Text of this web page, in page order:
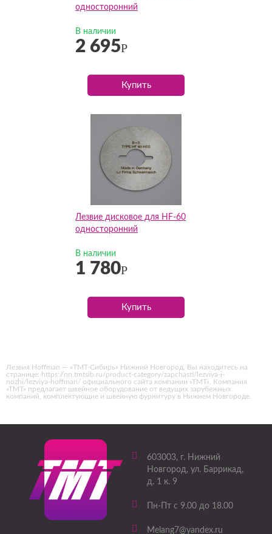
односторонний
В наличии
2 695Р
Купить
Лезвие дисковое для HF-60
односторонний
В наличии
1 780Р
Купить
Лезвия Hoffman — «ТМТ-Сибирь» Нижний Новгород. Вы находитесь на
странице: https://nn.tmtsib.ru/product-category/zapchasti/lezviya-i-
nozhi/lezviya-hoffman/ официального сайта компании «ТМТ». Компания
«ТМТ» предлагает швейное оборудование от ведущих зарубежных
компаний, комплектующие и швейную фурнитуру в Нижнем Новгороде.
603003, г. Нижний
Новгород, ул. Баррикад,
д. 1 к. 9
Пн-Пт с 9.00 до 18.00
Melang7@yandex.ru